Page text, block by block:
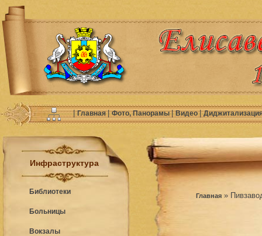
|Главная|Фото, Панорамы|Видео|
Инфраструктура
Библиотеки
Больницы
Вокзалы
Главная »